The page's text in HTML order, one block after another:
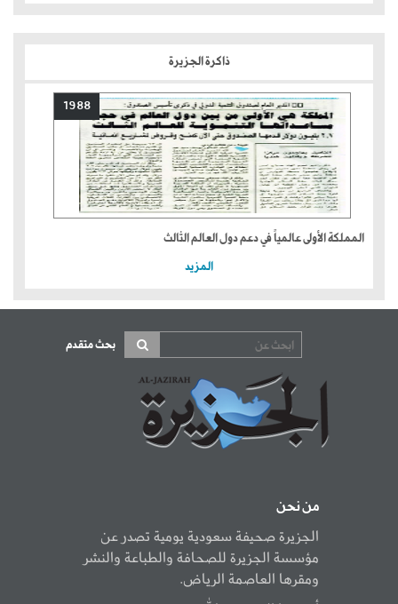
ذاكرة الجزيرة
1988
المملكة الأولى عالمياً في دعم دول العالم الثالث
المزيد
بحث متقدم
من نحن
الجزيرة صحيفة سعودية يومية تصدر عن
مؤسسة الجزيرة للصحافة والطباعة والنشر
ومقرها العاصمة الرياض.